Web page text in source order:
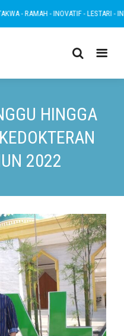
- INOVATIF - LESTARI -
HINGGA
2022